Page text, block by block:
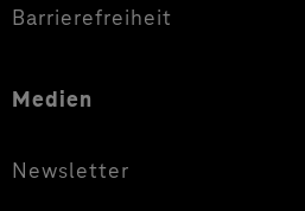
Barrierefreiheit
Medien
Newsletter